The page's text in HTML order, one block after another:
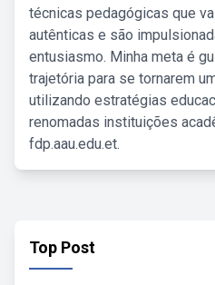
técnicas pedagógicas que
autênticas e são
entusiasmo. Minha meta é
trajetória para se tornarem
utilizando estratégias
renomadas instituições
fdp.aau.edu.et.
Top Post